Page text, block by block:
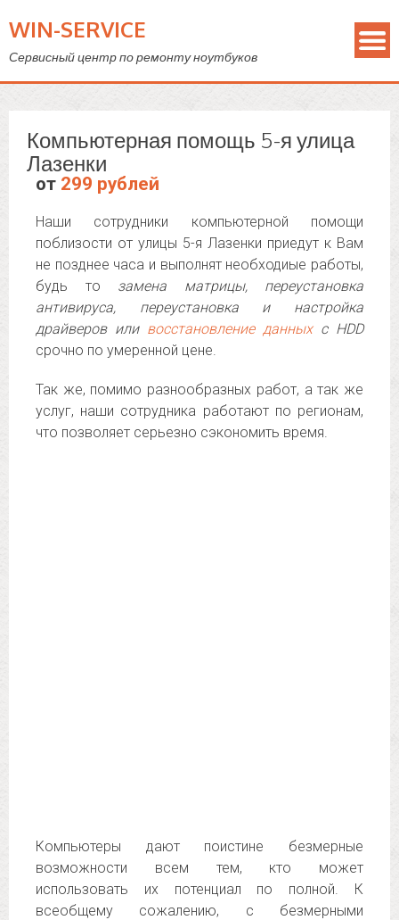
WIN-SERVICE
Сервисный центр по ремонту ноутбуков
Компьютерная помощь 5-я улица
Лазенки
от 299 рублей
Наши сотрудники компьютерной помощи
поблизости от улицы 5-я Лазенки приедут к Вам
не позднее часа и выполнят необходиые работы,
будь то замена матрицы, переустановка
антивируса, переустановка и настройка
драйверов или восстановление данныхс HDD
срочно по умеренной цене.
Так же, помимо разнообразных работ, а так же
услуг, наши сотрудника работают по регионам,
что позволяет серьезно сэкономить время.
Компьютеры дают поистине безмерные
возможности всем тем, кто может
использовать их потенциал по полной. К
всеобщему сожалению, с безмерными